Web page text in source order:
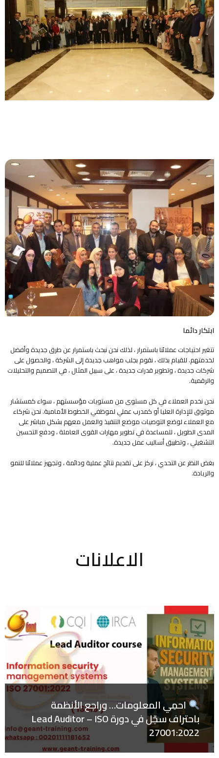
ابتكار دائما
تتغير احتياجات عملائنا باستمرار ، لذلك نحن نبحث باستمرار عن طرق جديدة وأفضل
لخدمتهم. للقيام بذلك ، نقوم بجلب مواهب جديدة إلى الشركة ، والحصول على
شركات جديدة ، وتطوير قدرات جديدة ، على سبيل المثال ، في التصميم والتحليلات
والرقمية.
نحن نخدم العملاء في كل مستوى من مستويات مؤسستهم ، سواء كمستشار
موثوق للإدارة العليا أو كمدرب عملي لموظفي الخطوط الأمامية. نحن شركاء
مع العملاء لوضع التوصيات موضع التنفيذ والعمل معهم بشكل مباشر على
المدى الطويل ، للمساعدة في تطوير مهارات القوى العاملة ، ودفع التحسين
التشغيلي ، وتطبيق أساليب عمل جديدة.
بغض النظر عن التحدي ، نركز على تقديم نتائج عملية ودائمة ، وتجهيز عملائنا للنمو
والريادة.
الاعلانات
احمِي المعلومات… وراجع الأنظمة
باحتراف سجّل في دورة Lead Auditor – ISO
27001:2022